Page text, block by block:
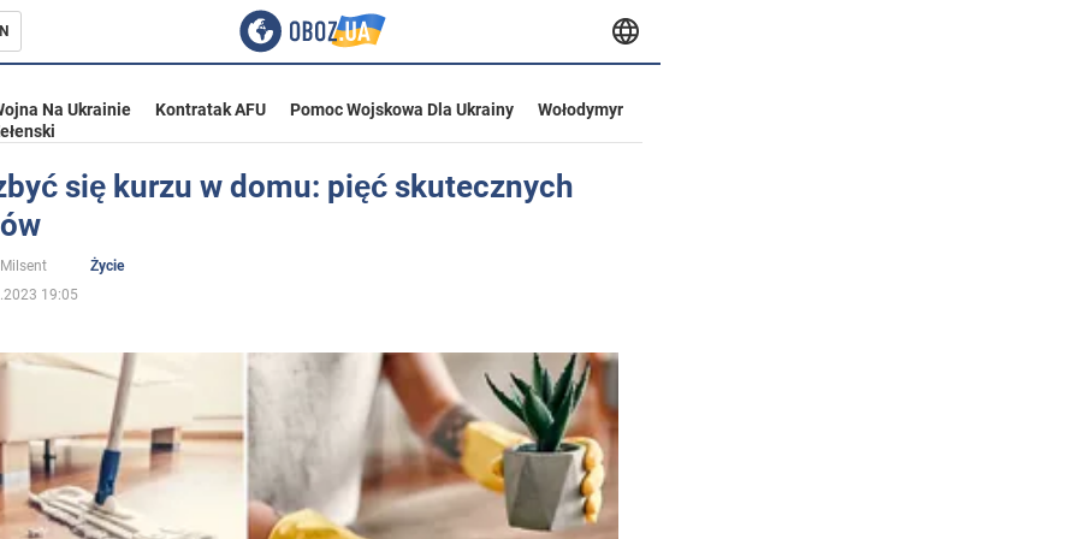
Ukrainie
Na Ukrainie Kontratak AFU Pomoc Wojskowa Dla Ukrainy
Wołodymyr
się kurzu w domu: pięć skutecznych
Życie
19:05